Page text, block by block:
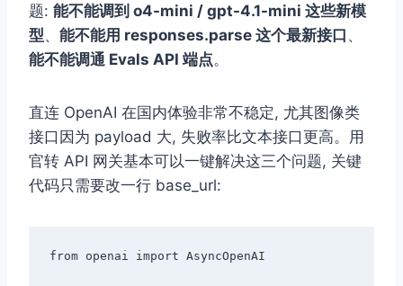
题: 能不能调到 o4-mini / gpt-4.1-mini 这些新模
型、 能不能用 responses.parse 这个最新接口 、
能不能调通 Evals API 端点。
直连 OpenAI 在国内体验非常不稳定, 尤其图像类
接口因为 payload 大, 失败率比文本接口更高。用
官转 API 网关基本可以一键解决这三个问题, 关键
代码只需要改一行 base_url:
from openai import AsyncOpenAI